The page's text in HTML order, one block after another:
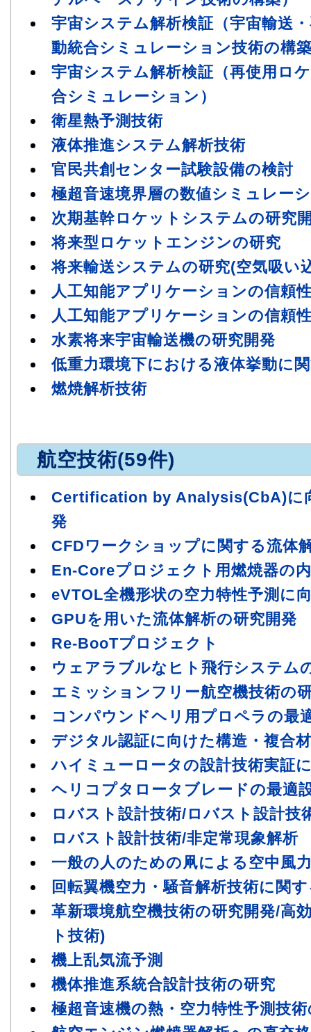
宇宙システム解析検証（宇宙輸送
動統合シミュレーション技術の構
宇宙システム解析検証（再使用ロ
合シミュレーション）
衛星熱予測技術
液体推進システム解析技術
官民共創センター試験設備の検討
極超音速境界層の数値シミュレー
次期基幹ロケットシステムの研究
将来型ロケットエンジンの研究
将来輸送システムの研究(空気吸い
人工知能アプリケーションの信頼
人工知能アプリケーションの信頼
水素将来宇宙輸送機の研究開発
低重力環境下における液体挙動に
燃焼解析技術
航空技術(59件)
Certification by Analysis(CbA)に
発
CFDワークショップに関する流体
En-Coreプロジェクト用燃焼器の
eVTOL全機形状の空力特性予測に
GPUを用いた流体解析の研究開発
Re-BooTプロジェクト
ウェアラブルなヒト飛行システム
エミッションフリー航空機技術の
コンパウンドヘリ用プロペラの最
デジタル認証に向けた構造・複合
ハイミューロータの設計技術実証
ヘリコプタロータブレードの最適
ロバスト設計技術/ロバスト設計技
ロバスト設計技術/非定常現象解析
一般の人のための凧による空中風
回転翼機空力・騒音解析技術に関
革新環境航空機技術の研究開発/高
ト技術)
機上乱気流予測
機体推進系統合設計技術の研究
極超音速機の熱・空力特性予測技